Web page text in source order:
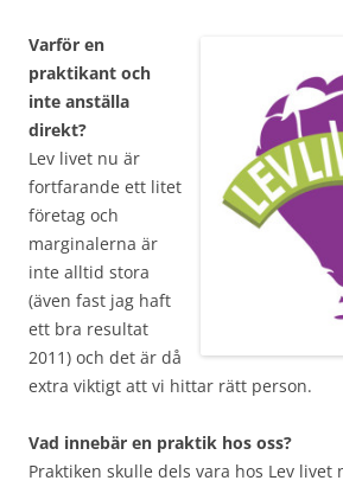
Varför en
praktikant och
inte anställa
direkt?
Lev livet nu är
fortfarande ett litet
företag och
marginalerna är
inte alltid stora
(även fast jag haft
ett bra resultat
2011) och det är då
extra viktigt att vi hittar rätt person.
Vad innebär en praktik hos oss?
Praktiken skulle dels vara hos Lev livet